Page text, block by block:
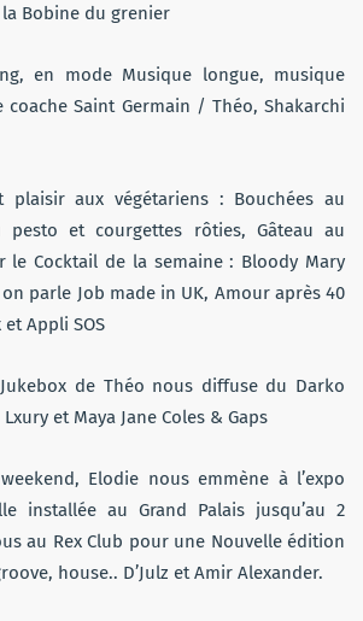
la Bobine du grenier
en mode Musique longue, musique
coache Saint Germain / Théo, Shakarchi
plaisir aux végétariens : Bouchées au
pesto et courgettes rôties, Gâteau au
le Cocktail de la semaine : Bloody Mary
parle Job made in UK, Amour après 40
Appli SOS
de Théo nous diffuse du Darko
et Maya Jane Coles & Gaps
Elodie nous emmène à l’expo
installée au Grand Palais jusqu’au 2
au Rex Club pour une Nouvelle édition
house.. D’Julz et Amir Alexander.